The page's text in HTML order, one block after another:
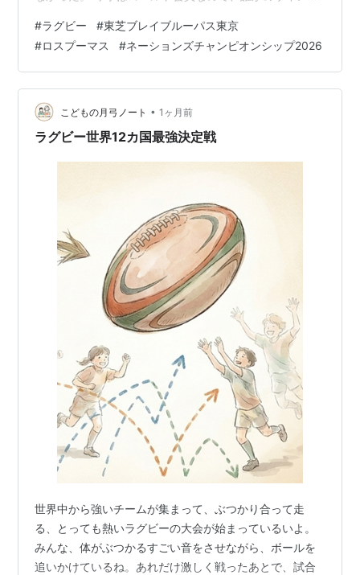
ールを離さない。
ピックアップ：スクラムやラック内のボールを拾い
オフサイド：ボールより前からプレー。
アクシデンタルオフサイド：偶然に味方に当たり優
位になる。
リフティング：ラインアウトの際にプレイヤーを抱
え上げる。
フォールオンザボール：転がったボールに覆い被さ
トライ：ボールをゴールラインの内側でグラウンデ
ィングをすると5点。
ペナルティトライ （認定トライ
）：反則がなければ
トライになったであろう場合に与えられるトライ。5
点。
コンバージョン
）ゴール：トライ後に与えられ、
プレースキックで
ゴールポスト の間と クロスバー
上を越えると2点。
ペナルティゴール：ペナルティキックがゴールポス
トの間とクロスバーの上を越えると3点。
ンを見て「うん？誰？」と、じ〜っと見る…。 これまで
もらったことない選手のサインだ。 山本浩輝選手のサイ
ンでした😉 そうか、山本選手だったんだ〜！ ファン感の
時に何度も見たのに、写真撮らなかった、残念！ ハガキ
の写真は3月22日、秩父宮ラグビー場でホンダヒートと対
戦した試合のもの。…
#ラグビー #東芝ブレイブルーパス東京
#ロスプーマス #ネーションズチャンピオンシップ2026
こどもの月弓ノート • 1ヶ月前
ラグビー世界12カ国最強決定戦
世界中から強いチームが集まって、ぶつかり合って走
る、とっても熱いラグビーの大会が始まっているいよ。
みんな、体がぶつかるすごい音をさせながら、ボールを
追いかけているね。あれだけ激しく戦ったあとで、試合